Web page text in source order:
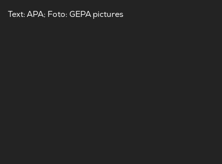
Text: APA; Foto: GEPA pictures